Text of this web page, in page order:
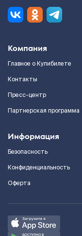
Компания
Главное о Купибилете
Контакты
Пресс-центр
Партнерская программа
Информация
Безопасность
Конфиденциальность
Оферта